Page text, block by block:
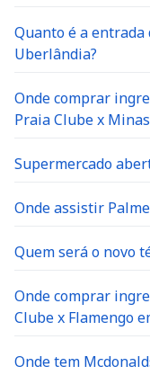
Quanto é a
Uberlândia?
Onde comprar
Praia Clube x
Supermercado
Onde assistir
Quem será o novo
Onde comprar
Clube x Flamengo
Onde tem